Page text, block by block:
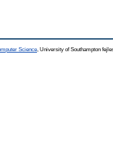
Science , University of Southampton